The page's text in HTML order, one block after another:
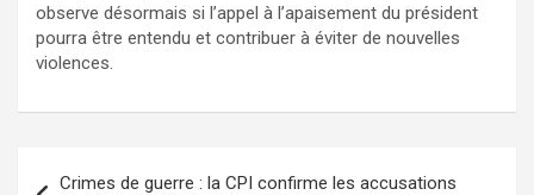
observe désormais si l’appel à l’apaisement du président
pourra être entendu et contribuer à éviter de nouvelles
violences.
Crimes de guerre : la CPI confirme les accusations